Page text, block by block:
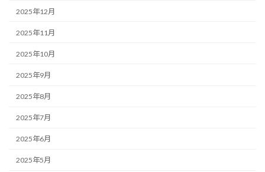
2025年12月
2025年11月
2025年10月
2025年9月
2025年8月
2025年7月
2025年6月
2025年5月